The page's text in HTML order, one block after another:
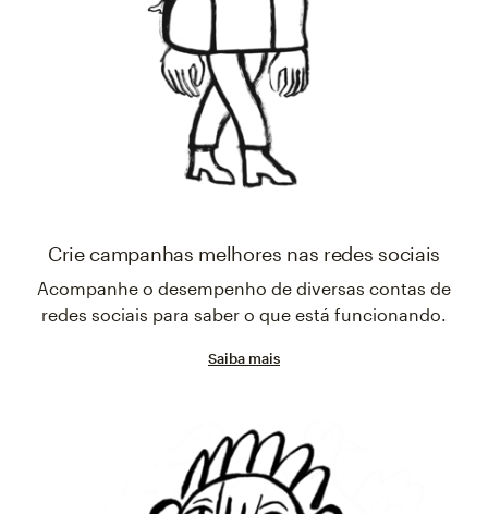
Crie campanhas melhores nas redes sociais
Acompanhe o desempenho de diversas contas de
redes sociais para saber o que está funcionando.
Saiba mais